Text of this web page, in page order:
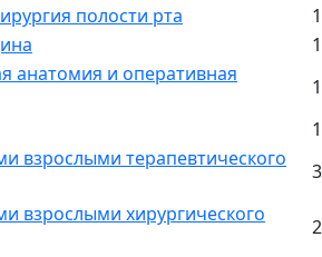
полости рта
1
1
анатомия и оперативная
взрослыми терапевтического
3
взрослыми хирургического
2